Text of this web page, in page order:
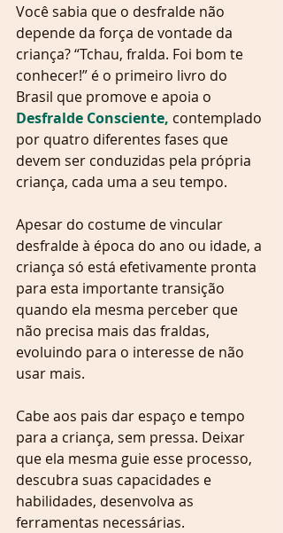
Você sabia que o desfralde não
depende da força de vontade da
criança? “Tchau, fralda. Foi bom te
conhecer!” é o primeiro livro do
Brasil que promove e apoia o
Desfralde Consciente, contemplado
por quatro diferentes fases que
devem ser conduzidas pela própria
criança, cada uma a seu tempo.
Apesar do costume de vincular
desfralde à época do ano ou idade, a
criança só está efetivamente pronta
para esta importante transição
quando ela mesma perceber que
não precisa mais das fraldas,
evoluindo para o interesse de não
usar mais.
Cabe aos pais dar espaço e tempo
para a criança, sem pressa. Deixar
que ela mesma guie esse processo,
descubra suas capacidades e
habilidades, desenvolva as
ferramentas necessárias.